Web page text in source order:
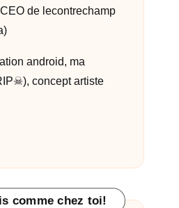
de lecontrechamp
android, ma
concept artiste
comme chez toi!